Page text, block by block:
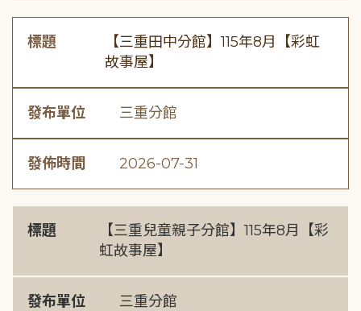
標題
【三重田中分館】115年8月【彩虹
故事屋】
發布單位 三重分館
發佈時間 2026-07-31
標題
【三重兒童親子分館】115年8月【彩
虹故事屋】
發布單位 三重分館